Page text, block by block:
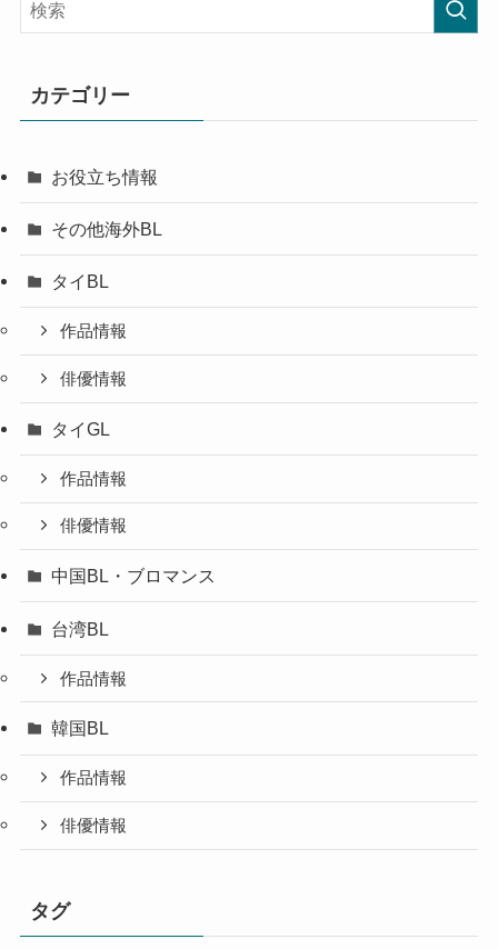
カテゴリー
お役立ち情報
その他海外BL
タイBL
作品情報
俳優情報
タイGL
作品情報
俳優情報
中国BL・ブロマンス
台湾BL
作品情報
韓国BL
作品情報
俳優情報
タグ